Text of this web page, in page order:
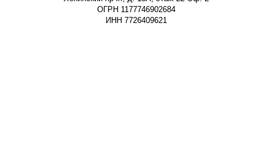
ОГРН 1177746902684
ИНН 7726409621